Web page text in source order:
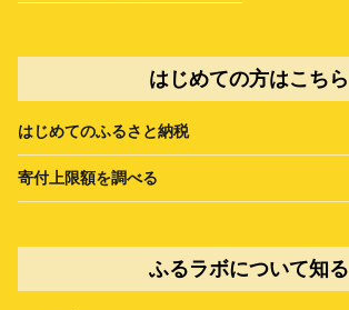
はじめての方はこちら
はじめてのふるさと納税
寄付上限額を調べる
ふるラボについて知る